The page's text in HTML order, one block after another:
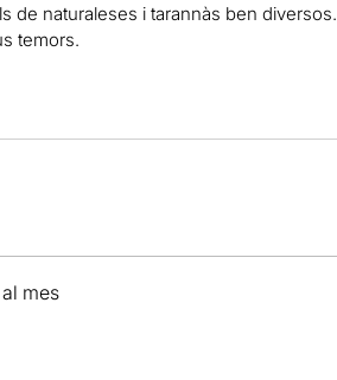
de naturaleses i tarannàs ben diversos.
temors.
mes